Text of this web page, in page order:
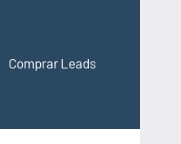
Comprar Leads